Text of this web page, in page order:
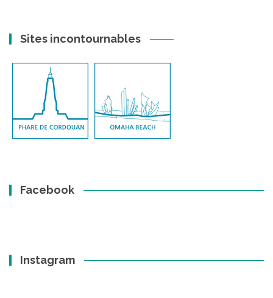
Sites incontournables
Facebook
Instagram